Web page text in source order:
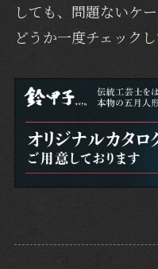
しても、問題ないケ
どうか一度チェック